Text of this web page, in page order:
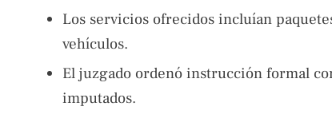
Los servicios ofrecidos incluían
vehículos.
El juzgado ordenó instrucción formal
imputados.